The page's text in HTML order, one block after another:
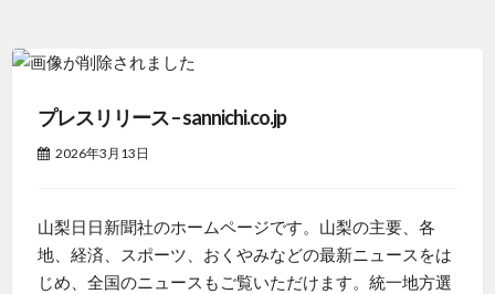
プレスリリース – sannichi.co.jp
2026年3月13日
山梨日日新聞社のホームページです。山梨の主要、各
地、経済、スポーツ、おくやみなどの最新ニュースをは
じめ、全国のニュースもご覧いただけます。統一地方選